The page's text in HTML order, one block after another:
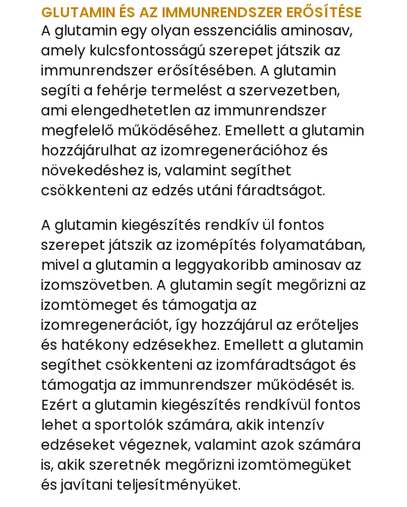
GLUTAMIN ÉS AZ IMMUNRENDSZER ERŐSÍTÉSE
A glutamin egy olyan esszenciális aminosav,
amely kulcsfontosságú szerepet játszik az
immunrendszer erősítésében. A glutamin
segíti a fehérje termelést a szervezetben,
ami elengedhetetlen az immunrendszer
megfelelő működéséhez. Emellett a glutamin
hozzájárulhat az izomregenerációhoz és
növekedéshez is, valamint segíthet
csökkenteni az edzés utáni fáradtságot.
A glutamin kiegészítés rendkív ül fontos
szerepet játszik az izomépítés folyamatában,
mivel a glutamin a leggyakoribb aminosav az
izomszövetben. A glutamin segít megőrizni az
izomtömeget és támogatja az
izomregenerációt, így hozzájárul az erőteljes
és hatékony edzésekhez. Emellett a glutamin
segíthet csökkenteni az izomfáradtságot és
támogatja az immunrendszer működését is.
Ezért a glutamin kiegészítés rendkívül fontos
lehet a sportolók számára, akik intenzív
edzéseket végeznek, valamint azok számára
is, akik szeretnék megőrizni izomtömegüket
és javítani teljesítményüket.